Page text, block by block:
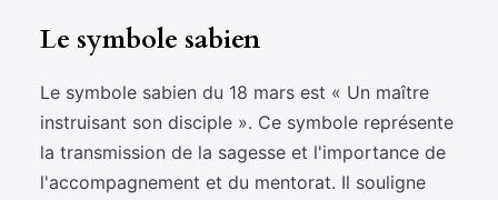
Le symbole sabien
Le symbole sabien du 18 mars est « Un maître
instruisant son disciple ». Ce symbole représente
la transmission de la sagesse et l'importance de
l'accompagnement et du mentorat. Il souligne